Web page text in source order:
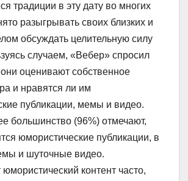
традиции в эту дату во многих
разыгрывать своих близких и
обсуждать целительную силу
случаем, «Вебер» спросил
они оценивают собственное
и нравятся ли им
публикации, мемы и видео.
большинство (96%) отмечают,
юмористические публикации, в
и шуточные видео.
контент часто,